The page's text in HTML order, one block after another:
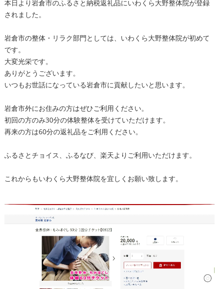
本日より岩倉市のふるさと納税返礼品にいわくら大野整体院が登録
されました。
岩倉市の整体・リラク部門としては、いわくら大野整体院が初めて
です。
大変光栄です。
ありがとうございます。
いつもお世話になっている岩倉市に貢献したいと思います。
岩倉市外にお住みの方はぜひご利用ください。
初回の方のみ30分の体験整体を受けていただけます。
再来の方は60分の返礼品をご利用ください。
ふるさとチョイス、ふるなび、楽天よりご利用いただけます。
これからもいわくら大野整体院を宜しくお願い致します。